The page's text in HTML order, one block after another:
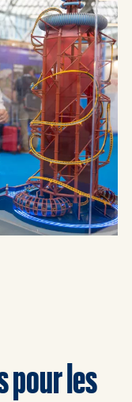
pour les